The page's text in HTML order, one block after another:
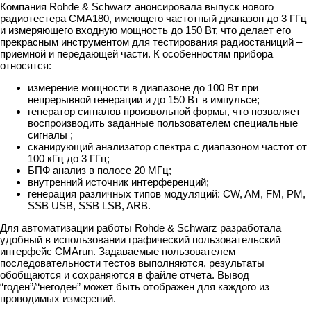
Компания Rohde & Schwarz анонсировала выпуск нового
радиотестера CMA180, имеющего частотный диапазон до 3 ГГц
и измеряющего входную мощность до 150 Вт, что делает его
прекрасным инструментом для тестирования радиостаниций –
приемной и передающей части. К особенностям прибора
относятся:
измерение мощности в диапазоне до 100 Вт при
непрерывной генерации и до 150 Вт в импульсе;
генератор сигналов произвольной формы, что позволяет
воспроизводить заданные пользователем специальные
сигналы ;
сканирующий анализатор спектра с диапазоном частот от
100 кГц до 3 ГГц;
БПФ анализ в полосе 20 МГц;
внутренний источник интерференций;
генерация различных типов модуляций: CW, AM, FM, PM,
SSB USB, SSB LSB, ARB.
Для автоматизации работы Rohde & Schwarz разработала
удобный в использовании графический пользовательский
интерфейс CMArun. Задаваемые пользователем
последовательности тестов выполняются, результаты
обобщаются и сохраняются в файле отчета. Вывод
“годен”/“негоден” может быть отображен для каждого из
проводимых измерений.